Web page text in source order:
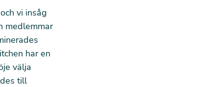
vi insåg
medlemmar
har en
välja
till